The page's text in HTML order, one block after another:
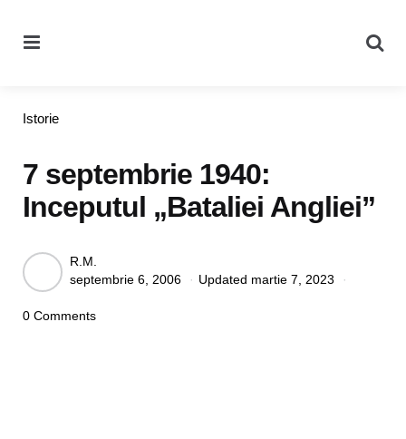
Categories
Istorie
7 septembrie 1940:
Inceputul „Bataliei Angliei”
Posted
by
R.M.
septembrie 6, 2006
Updated martie 7, 2023
0 Comments